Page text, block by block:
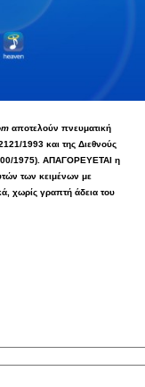
αποτελούν πνευματική
1993 και της Διεθνούς
1975). ΑΠΑΓΟΡΕΥΕΤΑΙ η
των κειμένων με
χωρίς γραπτή άδεια του